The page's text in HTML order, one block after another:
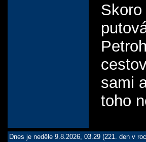
sami
toho
Dnes je neděle 9.8.2026, 03.29 (221. den v